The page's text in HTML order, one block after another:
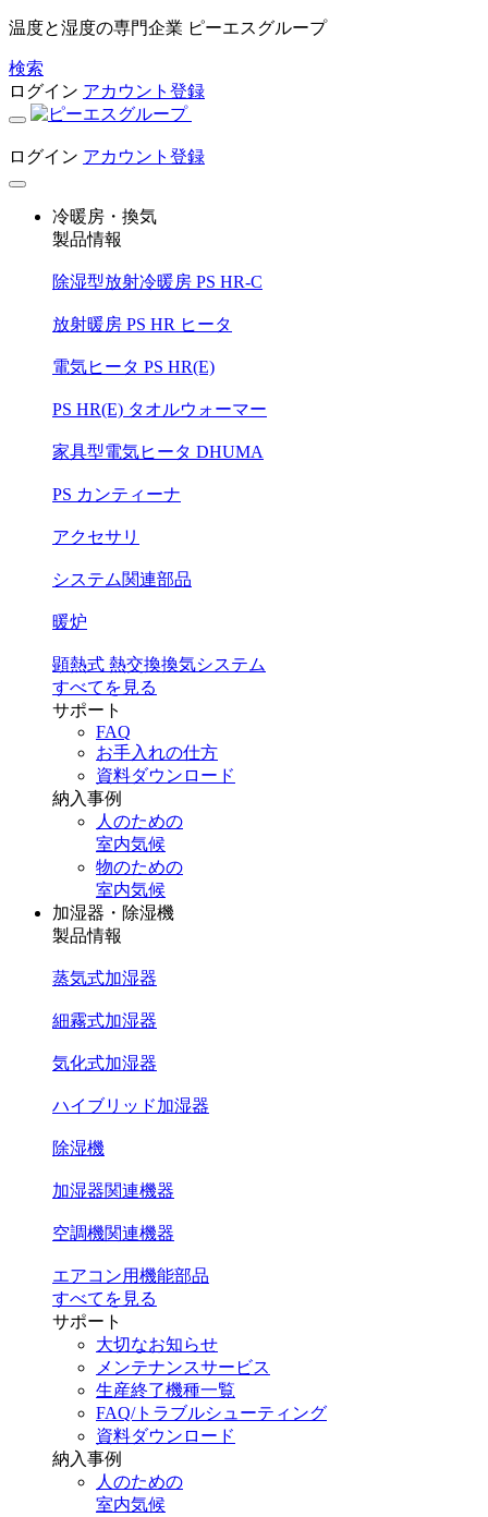
温度と湿度の専門企業 ピーエスグループ
検索
ログイン アカウント登録
ログイン アカウント登録
冷暖房・換気
製品情報
除湿型放射冷暖房 PS HR-C
放射暖房 PS HR ヒータ
電気ヒータ PS HR(E)
PS HR(E) タオルウォーマー
家具型電気ヒータ DHUMA
PS カンティーナ
アクセサリ
システム関連部品
暖炉
顕熱式 熱交換換気システム
すべてを見る
サポート
FAQ
お手入れの仕方
資料ダウンロード
納入事例
人のための
室内気候
物のための
室内気候
加湿器・除湿機
製品情報
蒸気式加湿器
細霧式加湿器
気化式加湿器
ハイブリッド加湿器
除湿機
加湿器関連機器
空調機関連機器
エアコン用機能部品
すべてを見る
サポート
大切なお知らせ
メンテナンスサービス
生産終了機種一覧
FAQ/トラブルシューティング
資料ダウンロード
納入事例
人のための
室内気候